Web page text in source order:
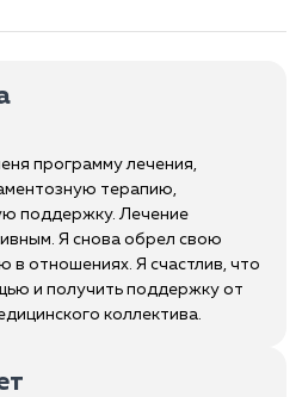
программу лечения,
терапию,
поддержку. Лечение
Я снова обрел свою
в отношениях. Я счастлив, что
и получить поддержку от
коллектива.